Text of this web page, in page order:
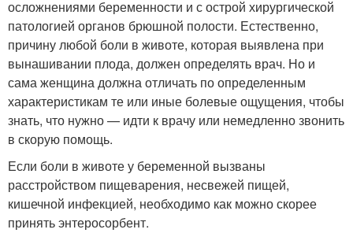
осложнениями беременности и с острой хирургической
патологией органов брюшной полости. Естественно,
причину любой боли в животе, которая выявлена при
вынашивании плода, должен определять врач. Но и
сама женщина должна отличать по определенным
характеристикам те или иные болевые ощущения, чтобы
знать, что нужно — идти к врачу или немедленно звонить
в скорую помощь.
Если боли в животе у беременной вызваны
расстройством пищеварения, несвежей пищей,
кишечной инфекцией, необходимо как можно скорее
принять энтеросорбент.